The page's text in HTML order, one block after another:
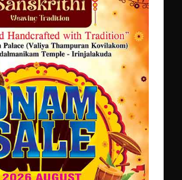
ശക്തമായ മഴ തുടരുന്നു – തൃശൂർ
ജില്ലയിൽ എല്ലാ വിദ്യാഭ്യാസ
സ്ഥാപനങ്ങൾക്കും ശനിയാഴ്ച
അവധി
എം.ജി. യൂണിവേഴ്‌സിറ്റിയിൽ നിന്ന്
ഇംഗ്ളീഷ് സാഹിത്യത്തിൽ
ഡോക്ടറേറ്റ് നേടിയ എൻ. ആര്യ